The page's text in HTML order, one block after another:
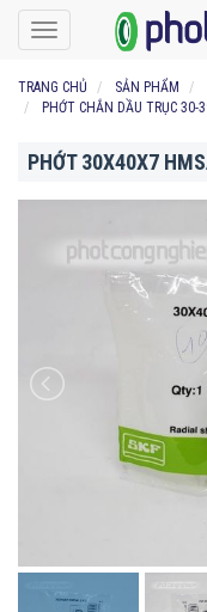
Toggle
navigation
TRANG CHỦ SẢN PHẨM
PHỚT CHẮN DẦU TRỤC 30-
PHỚT 30X40X7